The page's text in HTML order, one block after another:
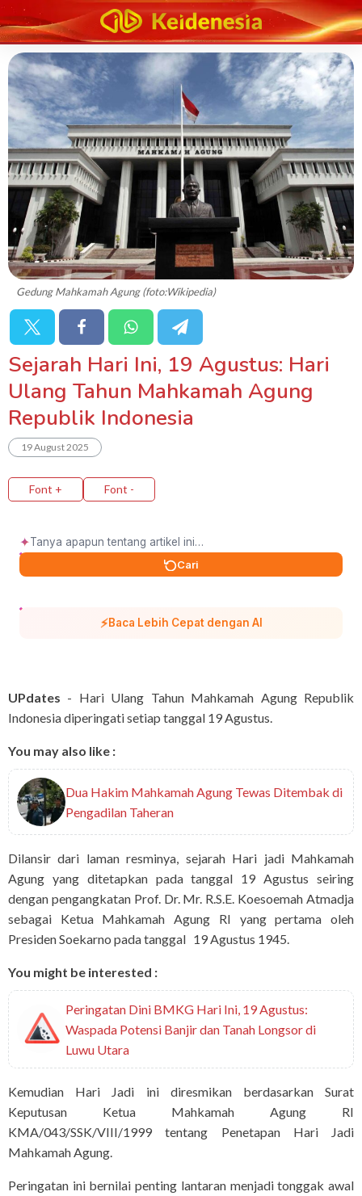
Gedung Mahkamah Agung (foto:Wikipedia)
Sejarah Hari Ini, 19 Agustus: Hari
Ulang Tahun Mahkamah Agung
Republik Indonesia
19 August 2025
Font + Font -
✦
Cari
⚡Baca Lebih Cepat dengan AI
UPdates - Hari Ulang Tahun Mahkamah Agung Republik
Indonesia diperingati setiap tanggal 19 Agustus.
You may also like :
Dua Hakim Mahkamah Agung Tewas Ditembak di
Pengadilan Taheran
Dilansir dari laman resminya, sejarah Hari jadi Mahkamah
Agung yang ditetapkan pada tanggal 19 Agustus seiring
dengan pengangkatan Prof. Dr. Mr. R.S.E. Koesoemah Atmadja
sebagai Ketua Mahkamah Agung RI yang pertama oleh
Presiden Soekarno pada tanggal 19 Agustus 1945.
You might be interested :
Peringatan Dini BMKG Hari Ini, 19 Agustus:
Waspada Potensi Banjir dan Tanah Longsor di
Luwu Utara
Kemudian Hari Jadi ini diresmikan berdasarkan Surat
Keputusan Ketua Mahkamah Agung RI
KMA/043/SSK/VIII/1999 tentang Penetapan Hari Jadi
Mahkamah Agung.
Peringatan ini bernilai penting lantaran menjadi tonggak awal